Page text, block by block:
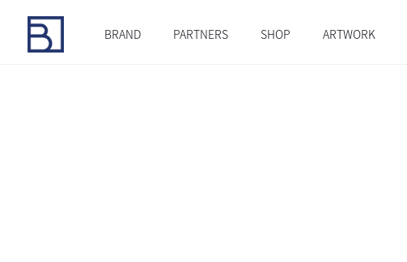
BRAND PARTNERS SHOP ARTWORK